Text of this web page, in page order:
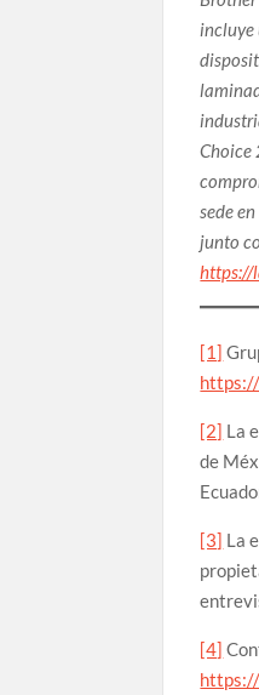
incluye
Choice
sede
junto
https://
[1]
[2] La
de
[3] La
[4]